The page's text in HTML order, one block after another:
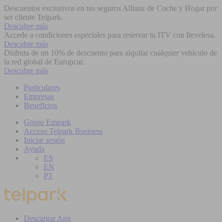
Descuentos exclusivos en tus seguros Allianz de Coche y Hogar por
ser cliente Telpark.
Descubre más
Accede a condiciones especiales para reservar tu ITV con Itevelesa.
Descubre más
Disfruta de un 10% de descuento para alquilar cualquier vehículo de
la red global de Europcar.
Descubre más
Particulares
Empresas
Beneficios
Grupo Empark
Acceso Telpark Business
Iniciar sesión
Ayuda
ES
EN
PT
Descargar App